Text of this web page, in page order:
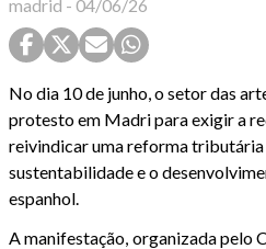
madrid - 04/06/26
No dia 10 de junho, o setor das
protesto em Madri para exigir a
reivindicar uma reforma tributária
sustentabilidade e o
espanhol.
A manifestação, organizada pelo